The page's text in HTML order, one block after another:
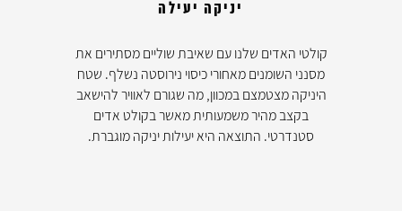
יניקה יעילה
קולטי האדים שלנו עם שאיבת שוליים מסתירים את
מסנני השומנים מאחורי כיסוי נירוסטה נשלף. שטח
היניקה מצטמצם במכוון, מה שגורם לאוויר להישאב
בקצב מהיר משמעותית מאשר בקולט אדים
סטנדרטי. התוצאה היא יעילות יניקה מוגברת.